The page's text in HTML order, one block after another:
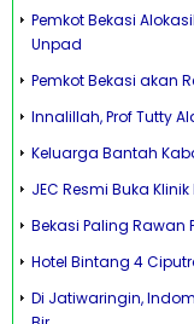
Pemkot Bekasi
Unpad
Pemkot Bekasi akan
Innalillah, Prof Tutty
Keluarga Bantah
JEC Resmi Buka
Bekasi Paling Rawan
Hotel Bintang 4
Di Jatiwaringin,